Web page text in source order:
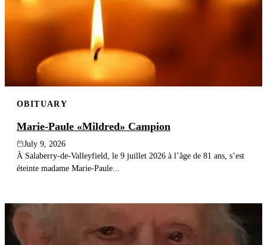
OBITUARY
Marie-Paule «Mildred» Campion
July 9, 2026
À Salaberry-de-Valleyfield, le 9 juillet 2026 à l’âge de 81 ans, s’est
éteinte madame Marie-Paule...